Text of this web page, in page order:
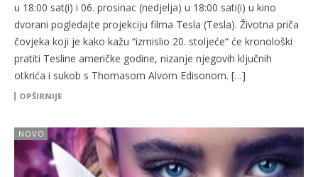
u 18:00 sat(i) i 06. prosinac (nedjelja) u 18:00 sati(i) u kino
dvorani pogledajte projekciju filma Tesla (Tesla). Životna priča
čovjeka koji je kako kažu “izmislio 20. stoljeće“ će kronološki
pratiti Tesline američke godine, nizanje njegovih ključnih
otkrića i sukob s Thomasom Alvom Edisonom. […]
OPŠIRNIJE
NOVO